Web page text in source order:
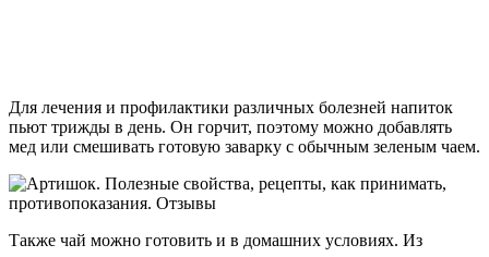
Для лечения и профилактики различных болезней напиток
пьют трижды в день. Он горчит, поэтому можно добавлять
мед или смешивать готовую заварку с обычным зеленым чаем.
Также чай можно готовить и в домашних условиях. Из